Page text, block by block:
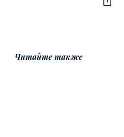
Читайте также